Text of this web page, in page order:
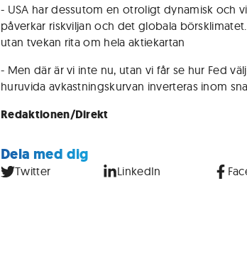
- USA har dessutom en otroligt dynamisk och
påverkar riskviljan och det globala
utan tvekan rita om hela aktiekartan
- Men där är vi inte nu, utan vi får se hur Fed
huruvida avkastningskurvan inverteras inom
Redaktionen/Direkt
Dela med dig
Twitter LinkedIn